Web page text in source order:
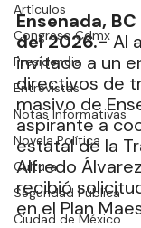
Artículos
Congreso Cdmx
Presidencia
Entrevistas
Notas Informativas
Novela Política
Cultura
Seguridad Pública
Ciudad de México
Ensenada,
del 2026.- Al
invitado a un
directivos de
masivo de
aspirante a
estatal de la
Alfredo
recibió
en el Plan